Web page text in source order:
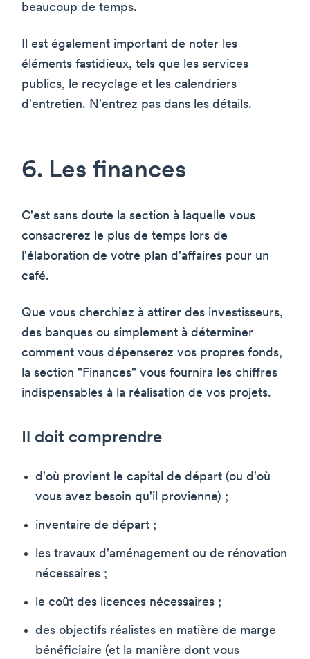
beaucoup de temps.
Il est également important de noter les
éléments fastidieux, tels que les services
publics, le recyclage et les calendriers
d'entretien. N'entrez pas dans les détails.
6. Les finances
C'est sans doute la section à laquelle vous
consacrerez le plus de temps lors de
l'élaboration de votre plan d'affaires pour un
café.
Que vous cherchiez à attirer des investisseurs,
des banques ou simplement à déterminer
comment vous dépenserez vos propres fonds,
la section "Finances" vous fournira les chiffres
indispensables à la réalisation de vos projets.
Il doit comprendre
d'où provient le capital de départ (ou d'où
vous avez besoin qu'il provienne) ;
inventaire de départ ;
les travaux d'aménagement ou de rénovation
nécessaires ;
le coût des licences nécessaires ;
des objectifs réalistes en matière de marge
bénéficiaire (et la manière dont vous